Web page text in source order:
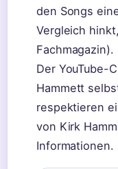
den Songs
Vergleich
Fachmagazin).
Der YouTube-
Hammett
respektieren
von Kirk
Informationen.